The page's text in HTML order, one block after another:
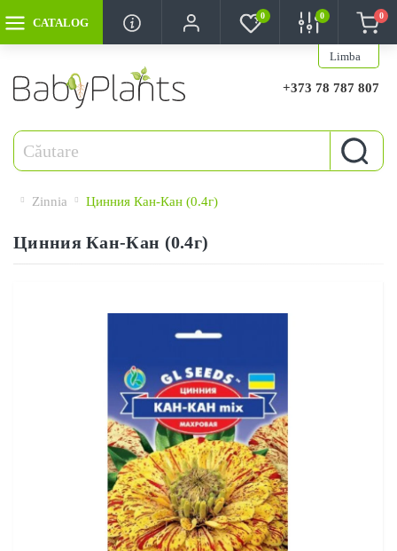
CATALOG
Limba
0 0 0
+373 78 787 807
Zinnia Цинния Кан-Кан (0.4г)
Цинния Кан-Кан (0.4г)